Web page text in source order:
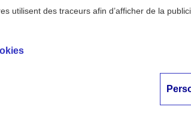
pour les
utilisent des traceurs afin d’afficher de la